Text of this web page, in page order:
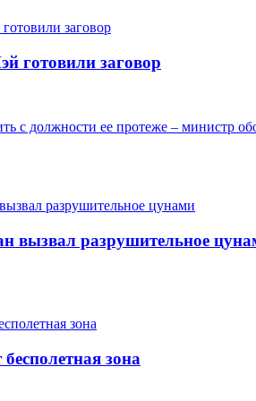
готовили заговор
с должности ее протеже – министр
вызвал разрушительное
зона